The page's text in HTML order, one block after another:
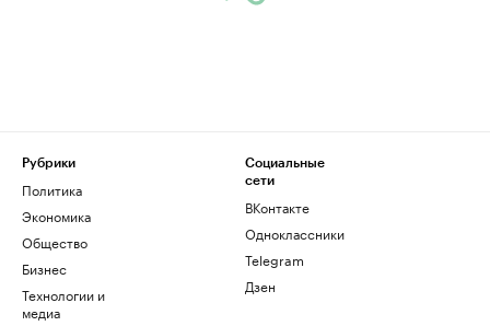
Рубрики
Политика
Экономика
Общество
Бизнес
Технологии и
медиа
Социальные
сети
ВКонтакте
Одноклассники
Telegram
Дзен